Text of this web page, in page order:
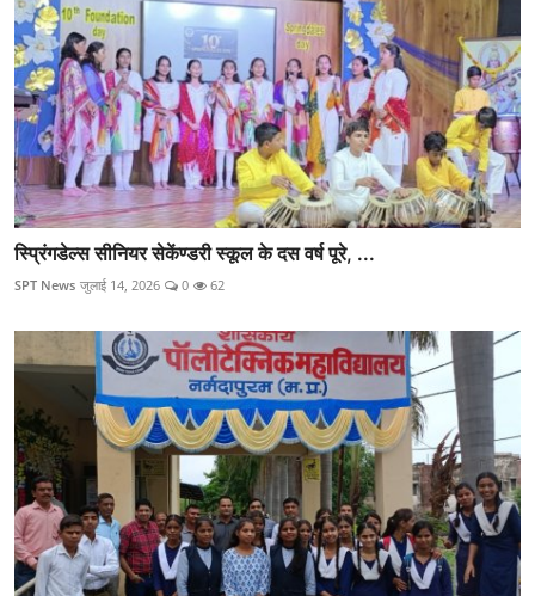
स्प्रिंगडेल्स सीनियर सेकेंण्डरी स्कूल के दस वर्ष पूरे, ...
SPT News जुलाई 14, 2026 0 62